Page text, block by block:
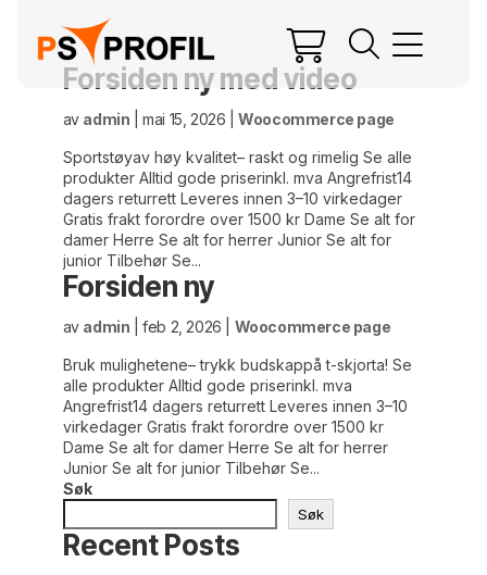
Forsiden ny med video
av admin |mai 15, 2026 |Woocommerce page
Sportstøyav høy kvalitet– raskt og rimelig Se alle
produkter Alltid gode priserinkl. mva Angrefrist14
dagers returrett Leveres innen 3–10 virkedager
Gratis frakt forordre over 1500 kr Dame Se alt for
damer Herre Se alt for herrer Junior Se alt for
junior Tilbehør Se...
Forsiden ny
av admin |feb 2, 2026 Woocommerce page
Bruk mulighetene– trykk budskappå t-skjorta! Se
alle produkter Alltid gode priserinkl. mva
Angrefrist14 dagers returrett Leveres innen 3–10
virkedager Gratis frakt forordre over 1500 kr
Dame Se alt for damer Herre Se alt for herrer
Junior Se alt for junior Tilbehør Se...
Søk
Søk
Recent Posts